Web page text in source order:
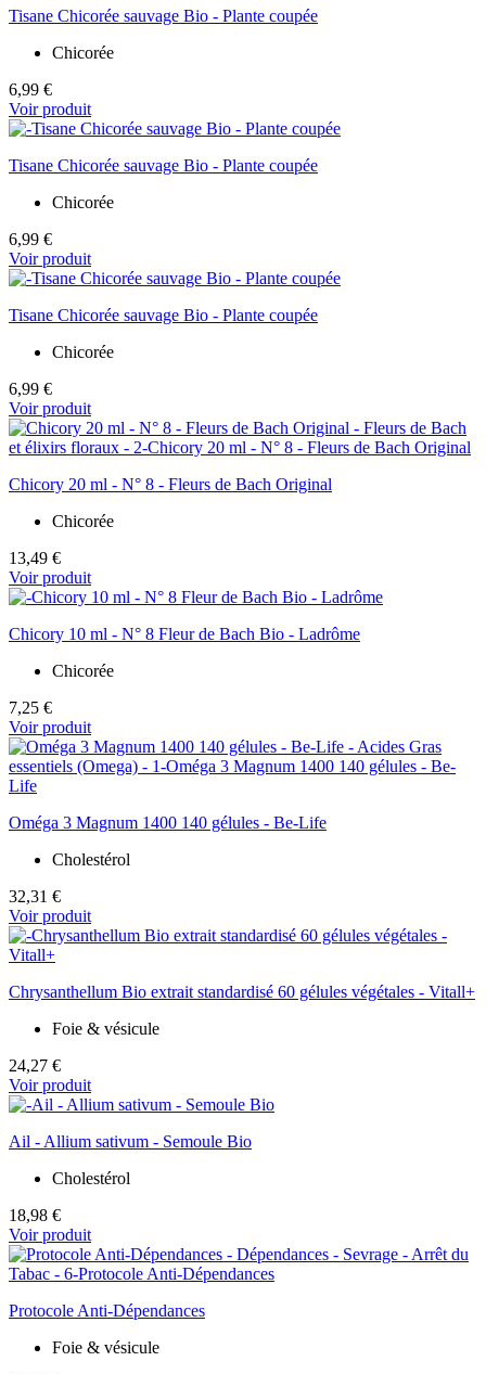
Tisane Chicorée sauvage Bio - Plante coupée
Chicorée
6,99 €
Voir produit
Tisane Chicorée sauvage Bio - Plante coupée
Chicorée
6,99 €
Voir produit
Tisane Chicorée sauvage Bio - Plante coupée
Chicorée
6,99 €
Voir produit
Chicory 20 ml - N° 8 - Fleurs de Bach Original
Chicorée
13,49 €
Voir produit
Chicory 10 ml - N° 8 Fleur de Bach Bio - Ladrôme
Chicorée
7,25 €
Voir produit
Oméga 3 Magnum 1400 140 gélules - Be-Life
Cholestérol
32,31 €
Voir produit
Chrysanthellum Bio extrait standardisé 60 gélules végétales - Vitall+
Foie & vésicule
24,27 €
Voir produit
Ail - Allium sativum - Semoule Bio
Cholestérol
18,98 €
Voir produit
Protocole Anti-Dépendances
Foie & vésicule